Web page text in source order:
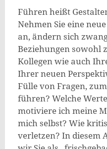
Führen heißt
Nehmen Sie eine
an, ändern sich
Beziehungen sowohl
Kollegen wie auch
Ihrer neuen
Fülle von Fragen,
führen? Welche
motiviere ich meine
mich selbst? Wie
verletzen? In diesem